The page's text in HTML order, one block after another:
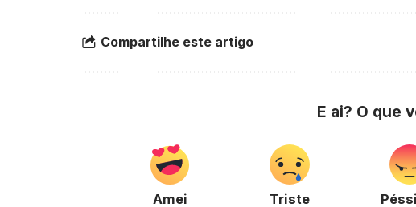
Compartilhe este artigo
E ai? O que
Amei Triste